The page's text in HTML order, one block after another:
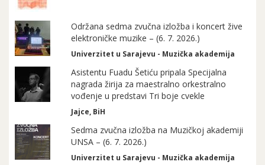
Održana sedma zvučna izložba i koncert žive
elektroničke muzike – (6. 7. 2026.)
Univerzitet u Sarajevu - Muzička akademija
Asistentu Fuadu Šetiću pripala Specijalna
nagrada žirija za maestralno orkestralno
vođenje u predstavi Tri boje cvekle
Jajce, BiH
Sedma zvučna izložba na Muzičkoj akademiji
UNSA – (6. 7. 2026.)
Univerzitet u Sarajevu - Muzička akademija